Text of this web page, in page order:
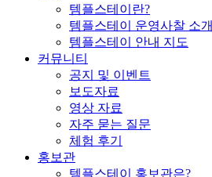
템플스테이란?
템플스테이 운영사찰 소개
템플스테이 안내 지도
커뮤니티
공지 및 이벤트
보도자료
영상 자료
자주 묻는 질문
체험 후기
홍보관
템플스테이 홍보관은?